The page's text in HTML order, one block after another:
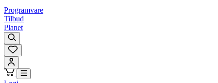
Programvare
Tilbud
Planet